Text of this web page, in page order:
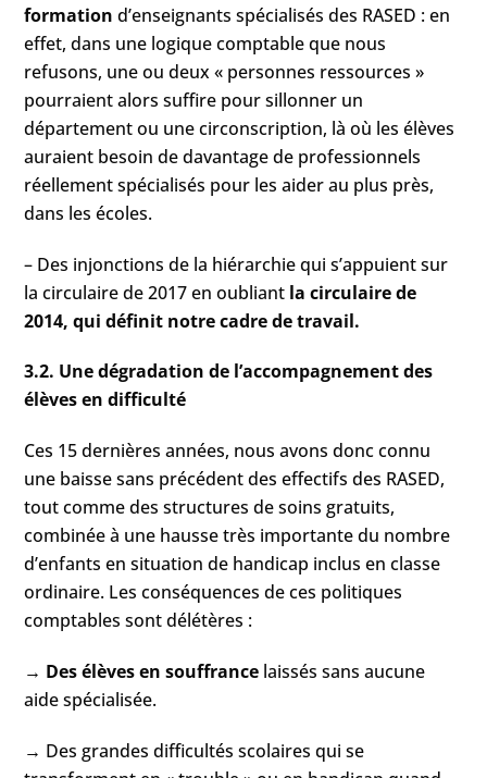
formation d’enseignants spécialisés des RASED : en
effet, dans une logique comptable que nous
refusons, une ou deux « personnes ressources »
pourraient alors suffire pour sillonner un
département ou une circonscription, là où les élèves
auraient besoin de davantage de professionnels
réellement spécialisés pour les aider au plus près,
dans les écoles.
– Des injonctions de la hiérarchie qui s’appuient sur
la circulaire de 2017 en oubliant la circulaire de
2014, qui définit notre cadre de travail.
3.2. Une dégradation de l’accompagnement des
élèves en difficulté
Ces 15 dernières années, nous avons donc connu
une baisse sans précédent des effectifs des RASED,
tout comme des structures de soins gratuits,
combinée à une hausse très importante du nombre
d’enfants en situation de handicap inclus en classe
ordinaire. Les conséquences de ces politiques
comptables sont délétères :
→ Des élèves en souffrance laissés sans aucune
aide spécialisée.
→ Des grandes difficultés scolaires qui se